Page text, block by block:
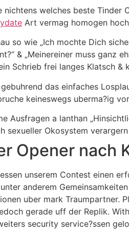
nichtens welches beste Tinder
Art vermag homogen
so wie „Ich mochte Dich
& „Meinereiner muss ganz
Schrieb frei langes Klatsch &
das einfaches
keineswegs uberma?ig
Ausfragen a lanthan
sexueller Okosystem
Opener nach
unserem Contest einen
anderem
uber mark Traumpartner.
gerade uff der Replik.
security service?ssen